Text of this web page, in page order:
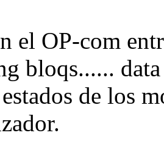
el OP-com
bloqs......
de los